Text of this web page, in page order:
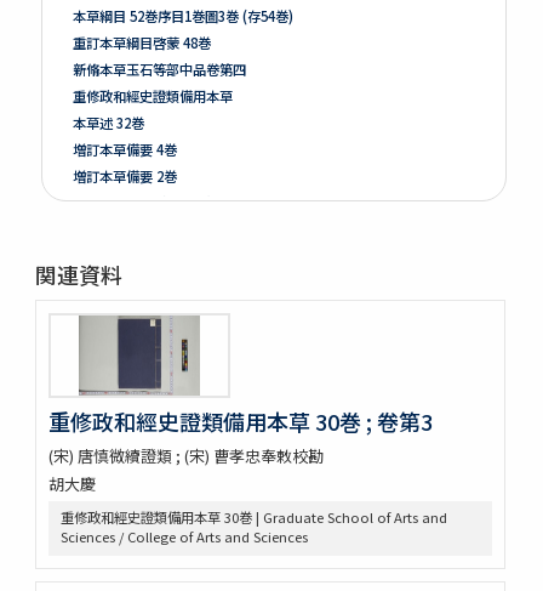
本草綱目 52巻序目1巻圖3巻 (存54巻)
重訂本草綱目啓蒙 48巻
新脩本草玉石等部中品卷第四
重修政和經史證類備用本草
本草述 32巻
増訂本草備要 4巻
増訂本草備要 2巻
本草彙言 20巻 (存15巻)
昆蟲草木略 2巻
爾雅註疏 11巻
類林新咏 36巻
藥性本草約言 4巻
開拓使官園動植品類簿
救荒野譜 1巻補遺1巻坿救荒辟穀諸方
灌園草木識 6巻
南方草木状 3巻坿桂海草木志
Alle de plaaten en de vruchten
関連資料
重修政和經史證類備用本草 30巻 ; 卷第3
(宋) 唐慎微續證類 ; (宋) 曹孝忠奉敕校勘
胡大慶
重修政和經史證類備用本草 30巻 | Graduate School of Arts and
Sciences / College of Arts and Sciences